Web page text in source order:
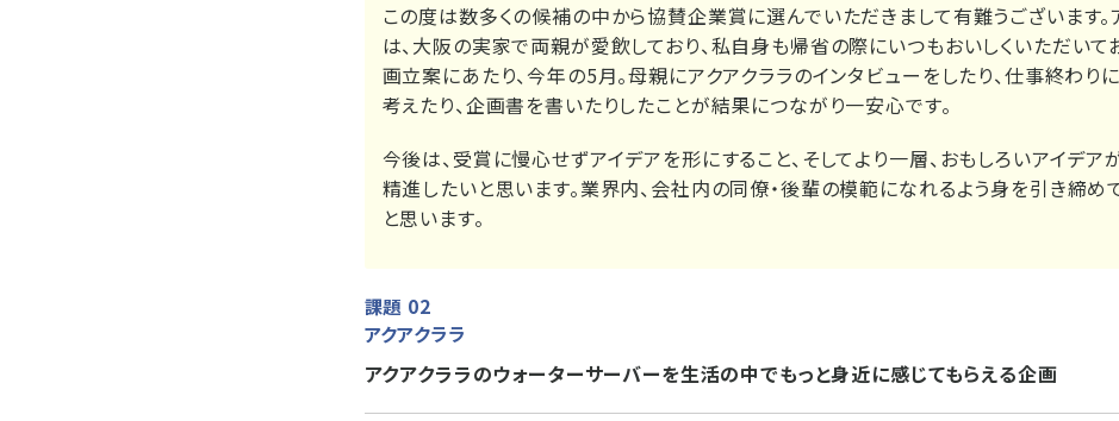
この度は数多くの候補の中から協賛企業賞に選んでいただきまして有難うございます。
は、大阪の実家で両親が愛飲しており、私自身も帰省の際にいつもおいしくいただいて
画立案にあたり、今年の5月。母親にアクアクララのインタビューをしたり、仕事終わり
考えたり、企画書を書いたりしたことが結果につながり一安心です。
今後は、受賞に慢心せずアイデアを形にすること、そしてより一層、おもしろいアイデア
精進したいと思います。業界内、会社内の同僚・後輩の模範になれるよう身を引き締め
と思います。
課題 02
アクアクララ
アクアクララのウォーターサーバーを生活の中でもっと身近に感じてもらえる企画